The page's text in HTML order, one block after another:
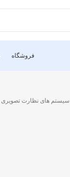
فروشگاه
سیستم های نظارت تصویری